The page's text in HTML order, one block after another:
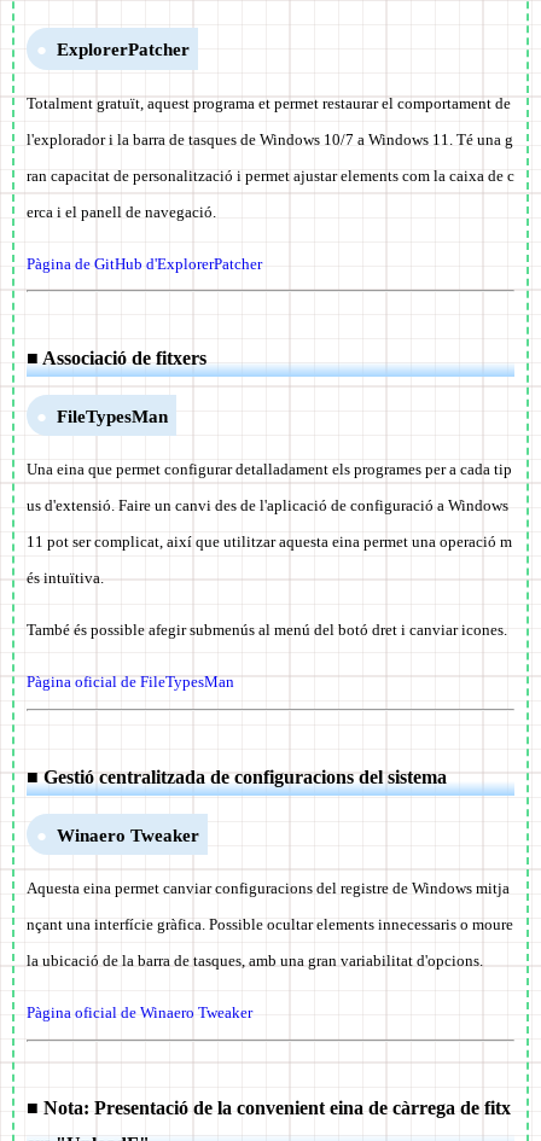
ExplorerPatcher
Totalment gratuït, aquest programa et permet restaurar el comportament de
l'explorador i la barra de tasques de Windows 10/7 a Windows 11. Té una g
ran capacitat de personalització i permet ajustar elements com la caixa de c
erca i el panell de navegació.
Pàgina de GitHub d'ExplorerPatcher
■ Associació de fitxers
FileTypesMan
Una eina que permet configurar detalladament els programes per a cada tip
us d'extensió. Faire un canvi des de l'aplicació de configuració a Windows
11 pot ser complicat, així que utilitzar aquesta eina permet una operació m
és intuïtiva.
També és possible afegir submenús al menú del botó dret i canviar icones.
Pàgina oficial de FileTypesMan
■ Gestió centralitzada de configuracions del sistema
Winaero Tweaker
Aquesta eina permet canviar configuracions del registre de Windows mitja
nçant una interfície gràfica. Possible ocultar elements innecessaris o moure
la ubicació de la barra de tasques, amb una gran variabilitat d'opcions.
Pàgina oficial de Winaero Tweaker
■ Nota: Presentació de la convenient eina de càrrega de fitx